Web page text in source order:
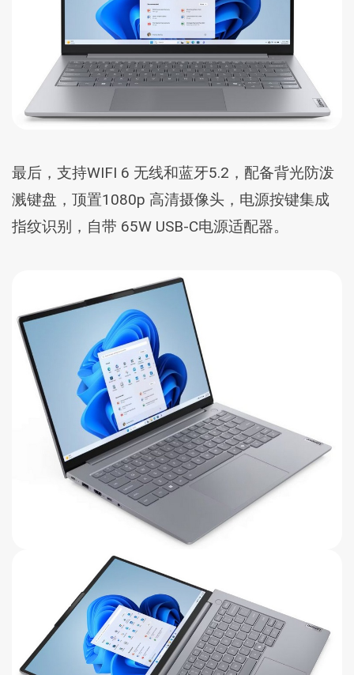
最后，支持WIFI 6 无线和蓝牙5.2，配备背光防泼
溅键盘，顶置1080p 高清摄像头，电源按键集成
指纹识别，自带 65W USB-C电源适配器。